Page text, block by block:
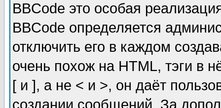
BBCode это особая
BBCode определяется
отключить его в каждом
очень похож на HTML, тэги в
[ и ], а не < и >, он даёт
создании сообщений. За